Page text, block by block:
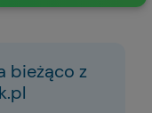
bieżąco z